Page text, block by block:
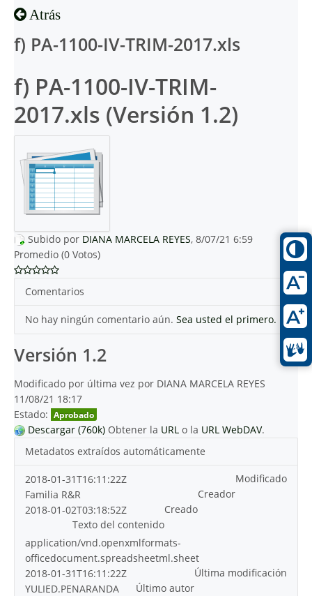
Atrás
f) PA-1100-IV-TRIM-2017.xls
f) PA-1100-IV-TRIM-
2017.xls (Versión 1.2)
Subido por DIANA MARCELA REYES, 8/07/21 6:59
Promedio (0 Votos)
Comentarios
No hay ningún comentario aún. Sea usted el primero.
Versión 1.2
Modificado por última vez por DIANA MARCELA REYES
11/08/21 18:17
Estado: Aprobado
Descargar (760k) Obtener la URL o la URL WebDAV.
Metadatos extraídos automáticamente
Modificado
2018-01-31T16:11:22Z
Creador
Familia R&R
Creado
2018-01-02T03:18:52Z
Texto del contenido
application/vnd.openxmlformats-
officedocument.spreadsheetml.sheet
Última modificación
2018-01-31T16:11:22Z
Último autor
YULIED.PENARANDA